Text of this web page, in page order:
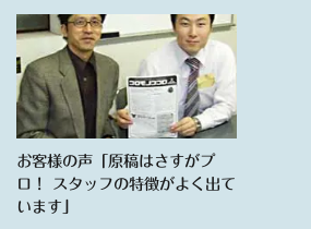
お客様の声「原稿はさすがプ
ロ！ スタッフの特徴がよく出て
います」